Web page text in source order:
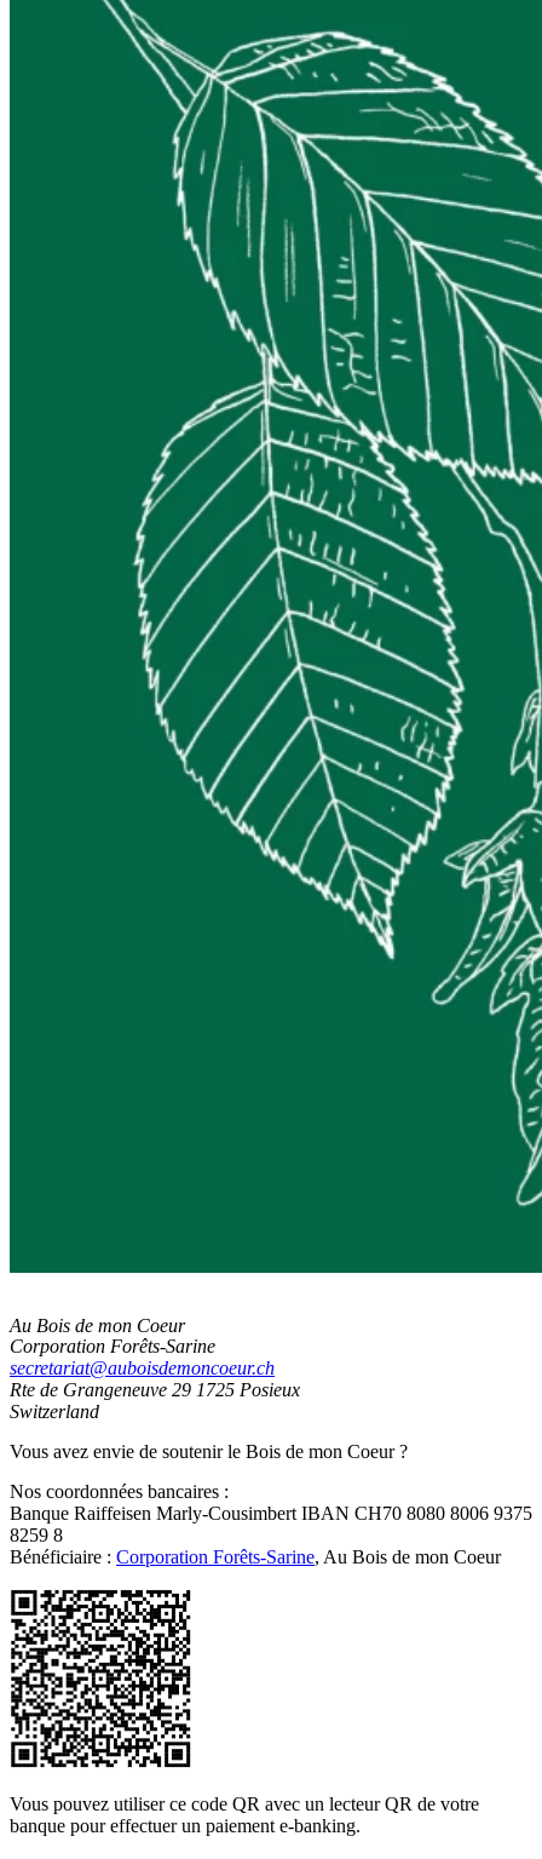
Au Bois de mon Coeur
Corporation Forêts-Sarine
secretariat@auboisdemoncoeur.ch
Rte de Grangeneuve 29 1725 Posieux
Switzerland
Vous avez envie de soutenir le Bois de mon Coeur ?
Nos coordonnées bancaires :
Banque Raiffeisen Marly-Cousimbert IBAN CH70 8080 8006 9375
8259 8
Bénéficiaire : Corporation Forêts-Sarine, Au Bois de mon Coeur
Vous pouvez utiliser ce code QR avec un lecteur QR de votre
banque pour effectuer un paiement e-banking.